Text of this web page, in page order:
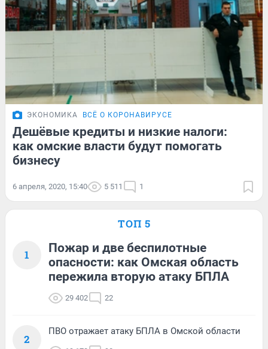
ЭКОНОМИКА ВСЁ О КОРОНАВИРУСЕ
Дешёвые кредиты и низкие налоги:
как омские власти будут помогать
бизнесу
6 апреля, 2020, 15:40 5 511 1
ТОП 5
1
Пожар и две беспилотные
опасности: как Омская область
пережила вторую атаку БПЛА
29 402 22
2
ПВО отражает атаку БПЛА в Омской области